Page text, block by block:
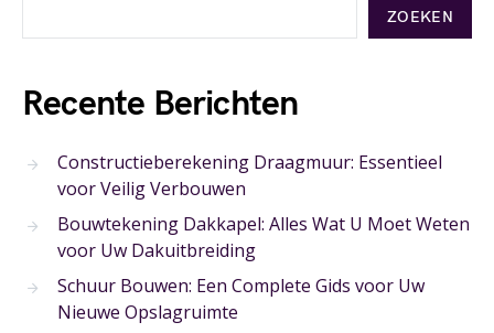
ZOEKEN
Recente Berichten
Constructieberekening Draagmuur: Essentieel
voor Veilig Verbouwen
Bouwtekening Dakkapel: Alles Wat U Moet Weten
voor Uw Dakuitbreiding
Schuur Bouwen: Een Complete Gids voor Uw
Nieuwe Opslagruimte